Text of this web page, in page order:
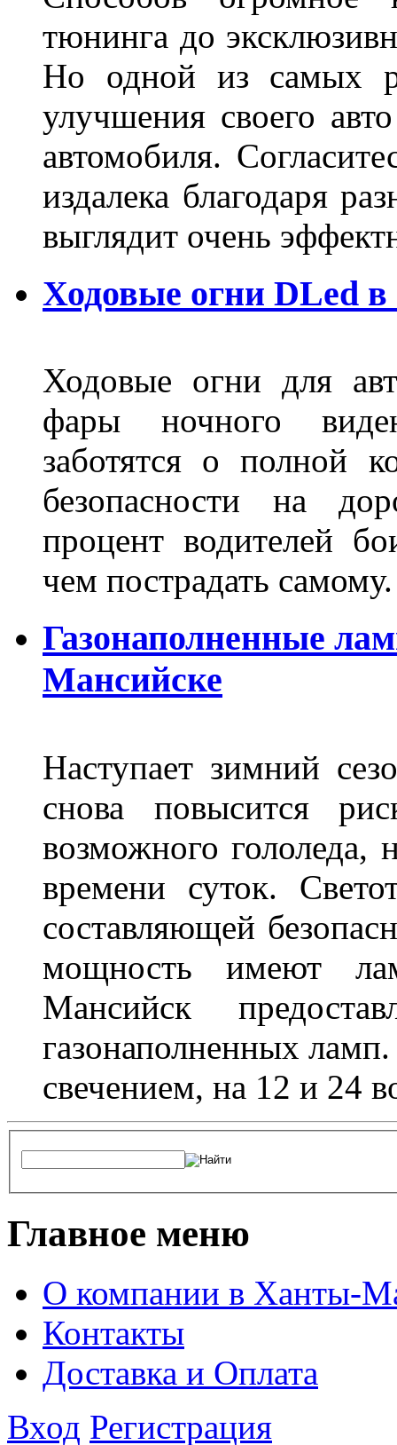
тюнинга до
Но одной из самых
улучшения своего
автомобиля.
издалека благодаря
выглядит очень
Ходовые огни DLed
Ходовые огни для
фары ночного
заботятся о полной
безопасности на
процент водителей
чем пострадать самому.
Газонаполненные
Мансийске
Наступает зимний
снова повысится
возможного гололеда,
времени суток.
составляющей
мощность имеют
Мансийск
газонаполненных
свечением, на 12 и 24
Главное меню
О компании в Ханты-
Контакты
Доставка и Оплата
Вход Регистрация